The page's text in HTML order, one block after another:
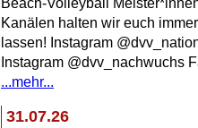
Beach-Volleyball
Kanälen halten wir euch
lassen! Instagram
Instagram @dvv_nachwuchs
...mehr...
31.07.26